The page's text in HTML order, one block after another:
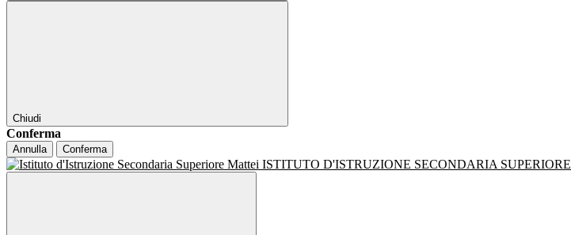
Chiudi
Conferma
Annulla Conferma
ISTITUTO D'ISTRUZIONE SECONDARIA SUPERIORE